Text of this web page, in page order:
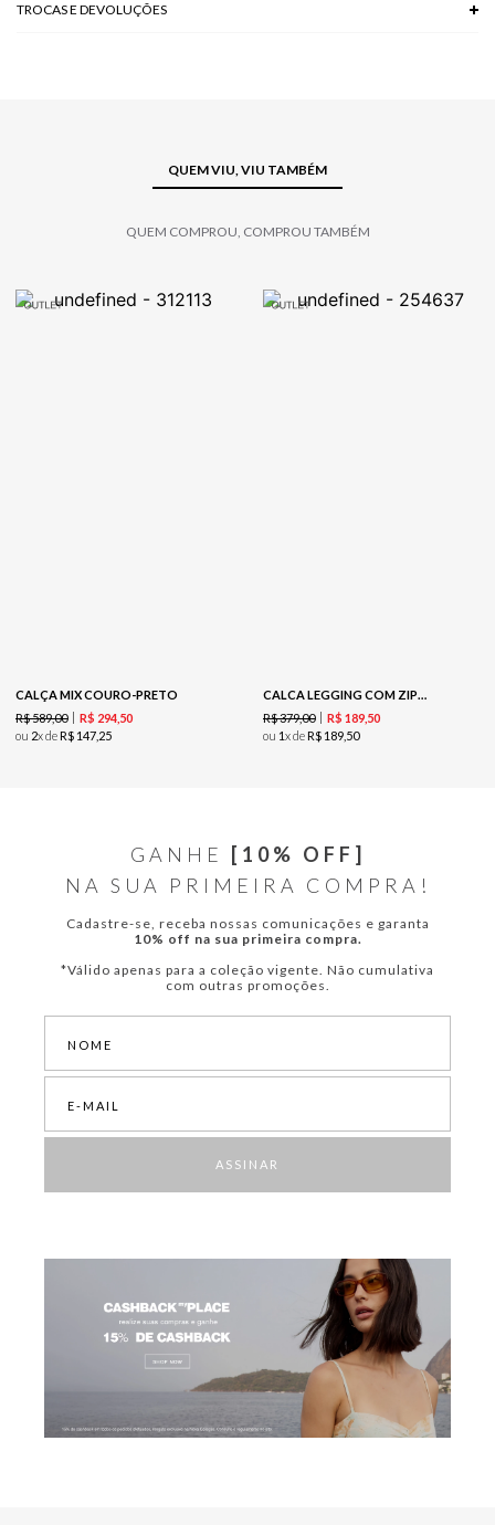
TROCAS E DEVOLUÇÕES
QUEM VIU, VIU TAMBÉM
QUEM COMPROU, COMPROU TAMBÉM
CALÇA MIX COURO-PRETO
R$589,00 R$ 294 50
ou 2x deR$ 147 25
CALCA LEGGING COM ZIPER -PRETO
R$379,00 R$ 189 50
ou 1x deR$ 189 50
GANHE
[10% OFF]
NA SUA PRIMEIRA COMPRA!
Cadastre-se, receba nossas comunicações e garanta
10% off na sua primeira compra.
*Válido apenas para a coleção vigente. Não cumulativa
com outras promoções.
ASSINAR